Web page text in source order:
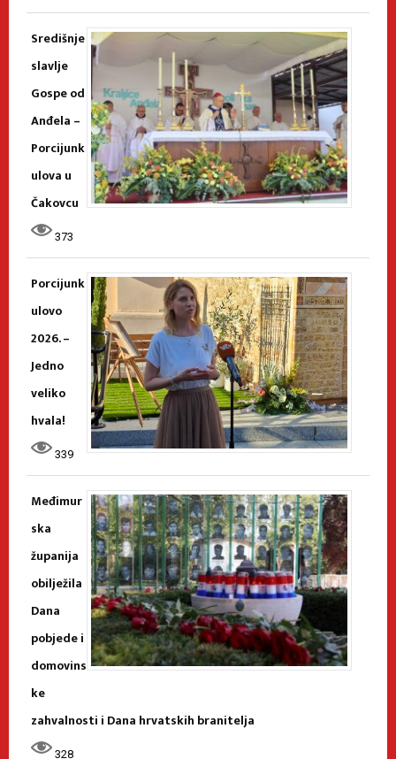
Središnje
slavlje
Gospe od
Anđela –
Porcijunk
ulova u
Čakovcu
373
Porcijunk
ulovo
2026. –
Jedno
veliko
hvala!
339
Međimur
ska
županija
obilježila
Dana
pobjede i
domovins
ke
zahvalnosti i Dana hrvatskih branitelja
328